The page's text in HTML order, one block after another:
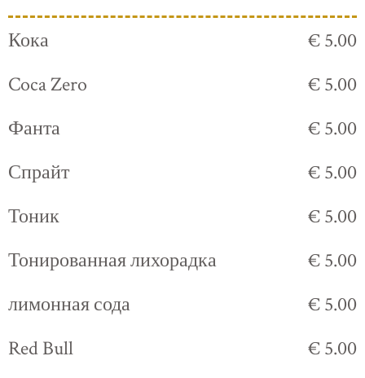
Кока
€ 5.00
Coca Zero
€ 5.00
Фанта
€ 5.00
Спрайт
€ 5.00
Тоник
€ 5.00
Тонированная лихорадка
€ 5.00
лимонная сода
€ 5.00
Red Bull
€ 5.00